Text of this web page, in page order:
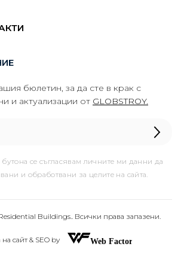
бюлетин, за да сте в крак с
и актуализации от GLOBSTROY.
бутона се съгласявам личните ми данни да
и обработвани за целите на сайта.
Buildings.. Всички права запазени.
сайт & SEO by